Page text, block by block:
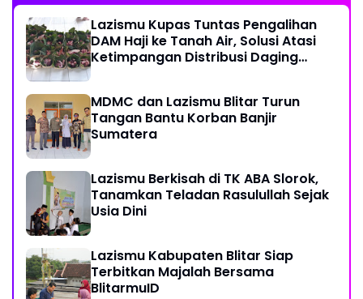
Lazismu Kupas Tuntas Pengalihan
DAM Haji ke Tanah Air, Solusi Atasi
Ketimpangan Distribusi Daging
MDMC dan Lazismu Blitar Turun
Tangan Bantu Korban Banjir
Sumatera
Lazismu Berkisah di TK ABA Slorok,
Tanamkan Teladan Rasulullah Sejak
Usia Dini
Lazismu Kabupaten Blitar Siap
Terbitkan Majalah Bersama
BlitarmuID